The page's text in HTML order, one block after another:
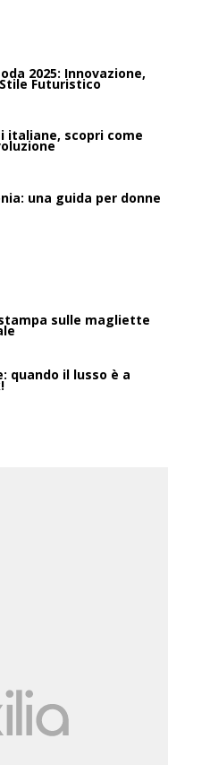
2025: Innovazione,
Futuristico
italiane, scopri come
una guida per donne
sulle magliette
quando il lusso è a